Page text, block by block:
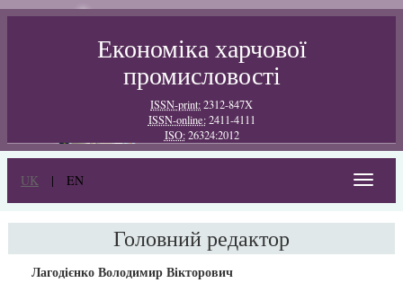
Економіка харчової
промисловості
ISSN-print:2312-847X
ISSN-online:2411-4111
ISO:26324:2012
UK | EN
Toggle
Головний редактор
Лагодієнко Володимир Вікторович